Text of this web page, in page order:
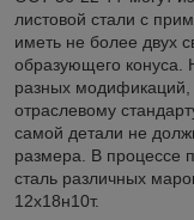
листовой стали с
иметь не более двух
образующего конуса.
разных модификаций,
отраслевому
самой детали не
размера. В процессе
сталь различных
12х18н10т.